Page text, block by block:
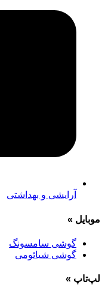
آرایشی و بهداشتی
موبایل »
گوشی سامسونگ
گوشی شیائومی
لپ‌تاپ »